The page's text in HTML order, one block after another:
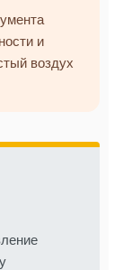
и
воздух